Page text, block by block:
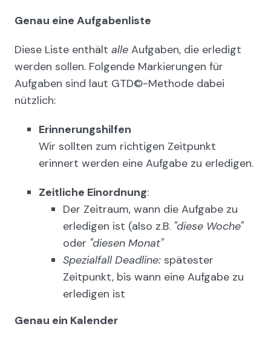
Genau eine Aufgabenliste
Diese Liste enthält alle Aufgaben, die erledigt
werden sollen. Folgende Markierungen für
Aufgaben sind laut GTD©-Methode dabei
nützlich:
Erinnerungshilfen
Wir sollten zum richtigen Zeitpunkt
erinnert werden eine Aufgabe zu erledigen.
Zeitliche Einordnung:
Der Zeitraum, wann die Aufgabe zu
erledigen ist (also z.B. "diese Woche"
oder "diesen Monat"
Spezialfall Deadline: spätester
Zeitpunkt, bis wann eine Aufgabe zu
erledigen ist
Genau ein Kalender